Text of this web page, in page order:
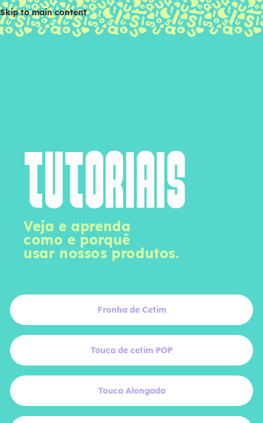
Skip to main content
tutoriais
Veja e aprenda
como e porquê
usar nossos produtos.
Fronha de Cetim
Touca de cetim POP
Touca Alongada